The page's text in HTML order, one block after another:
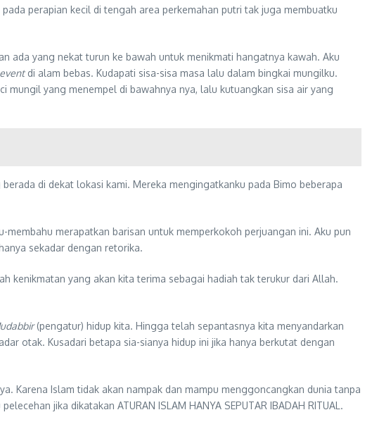
perapian kecil di tengah area perkemahan putri tak juga membuatku
ada yang nekat turun ke bawah untuk menikmati hangatnya kawah. Aku
eventdi alam bebas. Kudapati sisa-sisa masa lalu dalam bingkai mungilku.
mungil yang menempel di bawahnya nya, lalu kutuangkan sisa air yang
di dekat lokasi kami. Mereka mengingatkanku pada Bimo beberapa
merapatkan barisan untuk memperkokoh perjuangan ini. Aku pun
sekadar dengan retorika.
kenikmatan yang akan kita terima sebagai hadiah tak terukur dari Allah.
(pengatur) hidup kita. Hingga telah sepantasnya kita menyandarkan
otak. Kusadari betapa sia-sianya hidup ini jika hanya berkutat dengan
Karena Islam tidak akan nampak dan mampu menggoncangkan dunia tanpa
jika dikatakan ATURAN ISLAM HANYA SEPUTAR IBADAH RITUAL.